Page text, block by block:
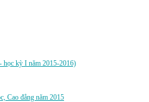
kỳ I năm 2015-2016)
Cao đẳng năm 2015